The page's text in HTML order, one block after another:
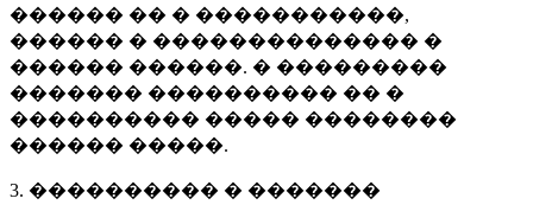
������ �� � �����������,
������ � �������������� �
������ ������. � ���������
������� ���������� �� �
���������� ����� ��������
������ �����.
3. ���������� � �������